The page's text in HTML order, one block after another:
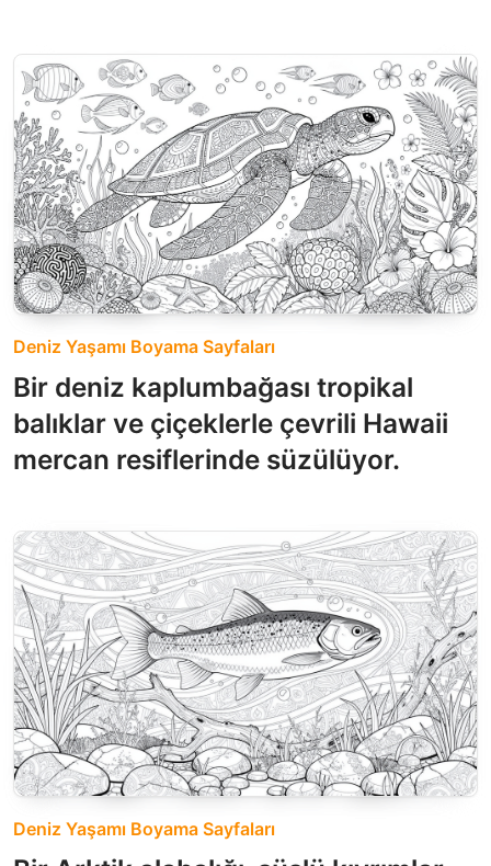
Deniz Yaşamı Boyama Sayfaları
Bir deniz kaplumbağası tropikal
balıklar ve çiçeklerle çevrili Hawaii
mercan resiflerinde süzülüyor.
Deniz Yaşamı Boyama Sayfaları